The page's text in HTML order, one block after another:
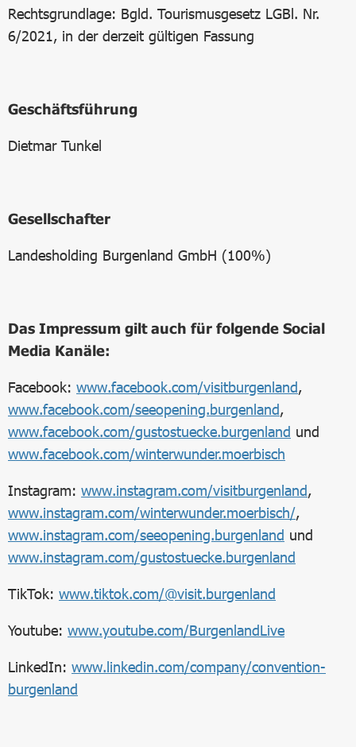
Rechtsgrundlage: Bgld. Tourismusgesetz LGBl. Nr.
6/2021, in der derzeit gültigen Fassung
Geschäftsführung
Dietmar Tunkel
Gesellschafter
Landesholding Burgenland GmbH (100%)
Das Impressum gilt auch für folgende Social
Media Kanäle:
Facebook: www.facebook.com/visitburgenland,
www.facebook.com/seeopening.burgenland,
www.facebook.com/gustostuecke.burgenland und
www.facebook.com/winterwunder.moerbisch
Instagram: www.instagram.com/visitburgenland,
www.instagram.com/winterwunder.moerbisch/,
www.instagram.com/seeopening.burgenland und
www.instagram.com/gustostuecke.burgenland
TikTok: www.tiktok.com/@visit.burgenland
Youtube: www.youtube.com/BurgenlandLive
LinkedIn: www.linkedin.com/company/convention-
burgenland